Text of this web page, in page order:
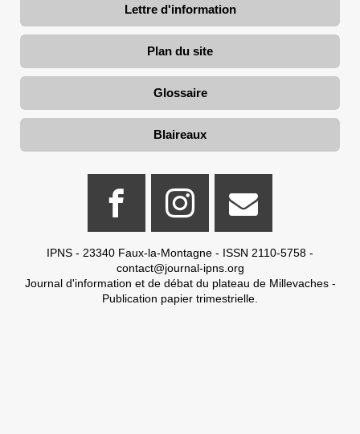
Lettre d'information
Plan du site
Glossaire
Blaireaux
IPNS - 23340 Faux-la-Montagne - ISSN 2110-5758 -
contact@journal-ipns.org
Journal d'information et de débat du plateau de Millevaches -
Publication papier trimestrielle.